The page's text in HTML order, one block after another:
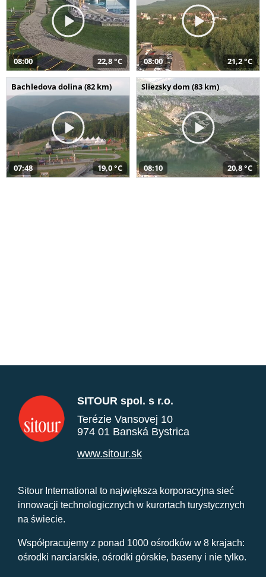
08:00 22,8 °C 08:00 21,2 °C
Bachledova dolina (82 km)
07:48 19,0 °C
Sliezsky dom (83 km)
08:10 20,8 °C
SITOUR spol. s r.o.
Terézie Vansovej 10
974 01 Banská Bystrica
www.sitour.sk
Sitour International to największa korporacyjna sieć
innowacji technologicznych w kurortach turystycznych
na świecie.
Współpracujemy z ponad 1000 ośrodków w 8 krajach:
ośrodki narciarskie, ośrodki górskie, baseny i nie tylko.